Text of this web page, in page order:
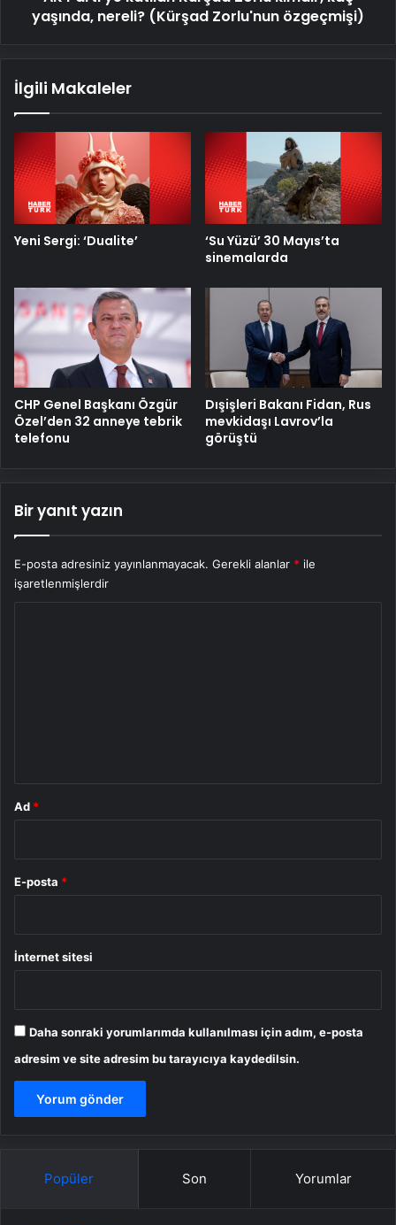
Zorlu'nun
yaşında, nereli? (Kürşad Zorlu'nun özgeçmişi)
İlgili Makaleler
Yeni Sergi: ‘Dualite’
‘Su Yüzü’ 30 Mayıs’ta
sinemalarda
CHP Genel Başkanı Özgür
Özel’den 32 anneye tebrik
telefonu
Dışişleri Bakanı Fidan, Rus
mevkidaşı Lavrov’la
görüştü
Bir yanıt yazın
E-posta adresiniz yayınlanmayacak. Gerekli alanlar * ile
işaretlenmişlerdir
Ad *
E-posta *
İnternet sitesi
Daha sonraki yorumlarımda kullanılması için adım, e-posta
adresim ve site adresim bu tarayıcıya kaydedilsin.
Popüler Son Yorumlar